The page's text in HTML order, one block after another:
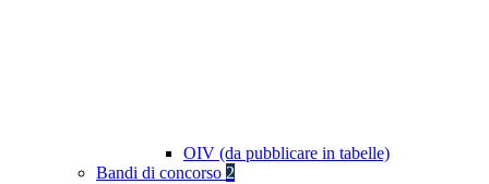
OIV (da pubblicare in tabelle)
Bandi di concorso 2